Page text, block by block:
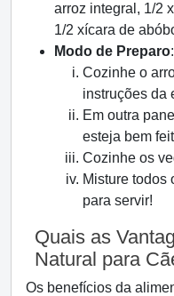
arroz integral, 1/2
1/2 xícara de
Modo de Preparo:
Cozinhe o
instruções da
Em outra
esteja bem
Cozinhe os
Misture todos
para servir!
Quais as
Natural para
Os benefícios da